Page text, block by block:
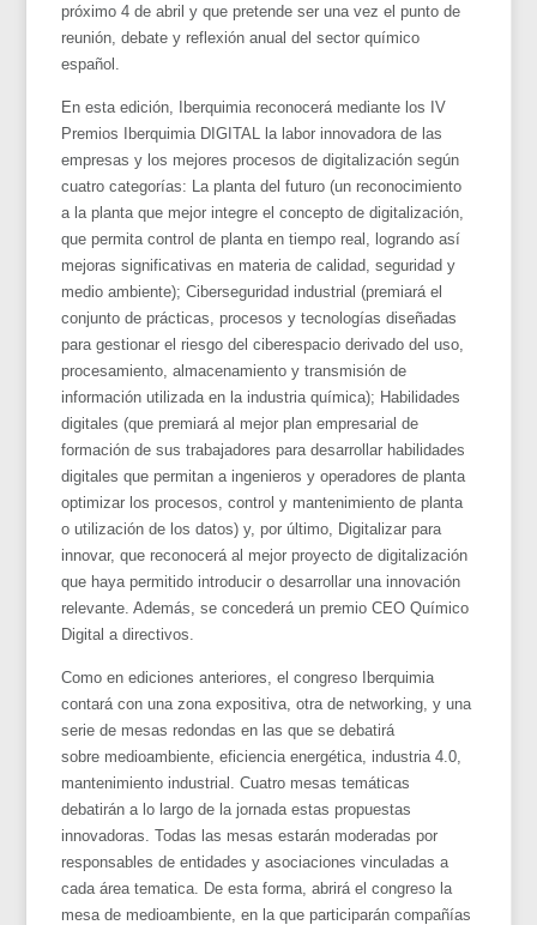
próximo 4 de abril y que pretende ser una vez el punto de
reunión, debate y reflexión anual del sector químico
español.
En esta edición, Iberquimia reconocerá mediante los IV
Premios Iberquimia DIGITAL la labor innovadora de las
empresas y los mejores procesos de digitalización según
cuatro categorías: La planta del futuro (un reconocimiento
a la planta que mejor integre el concepto de digitalización,
que permita control de planta en tiempo real, logrando así
mejoras significativas en materia de calidad, seguridad y
medio ambiente); Ciberseguridad industrial (premiará el
conjunto de prácticas, procesos y tecnologías diseñadas
para gestionar el riesgo del ciberespacio derivado del uso,
procesamiento, almacenamiento y transmisión de
información utilizada en la industria química); Habilidades
digitales (que premiará al mejor plan empresarial de
formación de sus trabajadores para desarrollar habilidades
digitales que permitan a ingenieros y operadores de planta
optimizar los procesos, control y mantenimiento de planta
o utilización de los datos) y, por último, Digitalizar para
innovar, que reconocerá al mejor proyecto de digitalización
que haya permitido introducir o desarrollar una innovación
relevante. Además, se concederá un premio CEO Químico
Digital a directivos.
Como en ediciones anteriores, el congreso Iberquimia
contará con una zona expositiva, otra de networking, y una
serie de mesas redondas en las que se debatirá
sobre medioambiente, eficiencia energética, industria 4.0,
mantenimiento industrial. Cuatro mesas temáticas
debatirán a lo largo de la jornada estas propuestas
innovadoras. Todas las mesas estarán moderadas por
responsables de entidades y asociaciones vinculadas a
cada área tematica. De esta forma, abrirá el congreso la
mesa de medioambiente, en la que participarán compañías